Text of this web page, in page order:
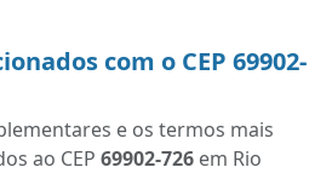
com o CEP 69902-
e os termos mais
ao CEP 69902-726 em Rio